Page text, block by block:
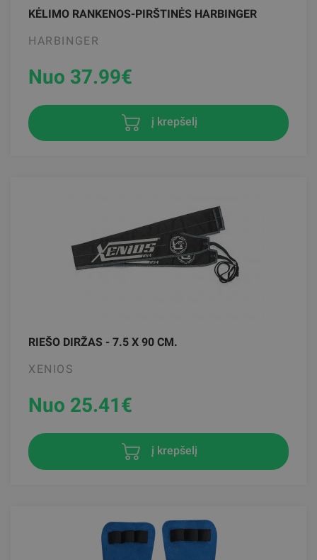
KĖLIMO RANKENOS-PIRŠTINĖS HARBINGER
HARBINGER
Nuo 37.99€
į krepšelį
RIEŠO DIRŽAS - 7.5 X 90 CM.
XENIOS
Nuo 25.41€
į krepšelį